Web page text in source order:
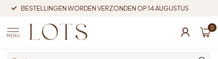
BESTELLINGEN WORDEN VERZONDEN OP 14 AUGUSTUS
MENU
0